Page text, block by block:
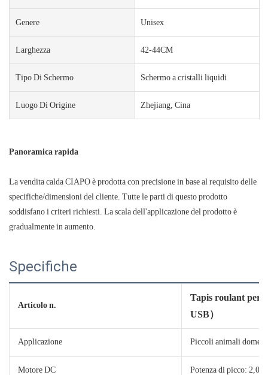
Genere Unisex
Larghezza 42-44CM
Tipo Di Schermo Schermo a cristalli liquidi
Luogo Di Origine Zhejiang, Cina
Panoramica rapida
La vendita calda CIAPO è prodotta con precisione in base al requisito delle
specifiche/dimensioni del cliente. Tutte le parti di questo prodotto
soddisfano i criteri richiesti. La scala dell'applicazione del prodotto è
gradualmente in aumento.
Specifiche
Articolo n.
Tapis roulant per
USB）
Applicazione Piccoli animali
Motore DC Potenza di picco: 2,0